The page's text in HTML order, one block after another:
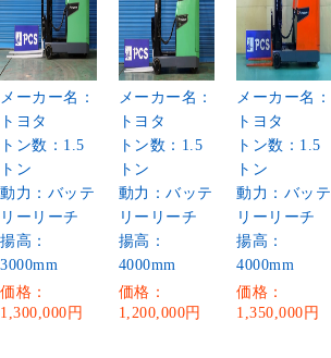
メーカー名：
トヨタ
トン数：1.5
トン
動力：バッテ
リーリーチ
揚高：
3000mm
価格：
1,300,000円
メーカー名：
トヨタ
トン数：1.5
トン
動力：バッテ
リーリーチ
揚高：
4000mm
価格：
1,200,000円
メーカー名：
トヨタ
トン数：1.5
トン
動力：バッテ
リーリーチ
揚高：
4000mm
価格：
1,350,000円